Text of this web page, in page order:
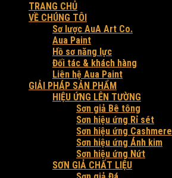
TRANG CHỦ
VỀ CHÚNG TÔI
Sơ lược AuA Art Co.
Aua Paint
Hồ sơ năng lực
Đối tác & khách hàng
Liên hệ Aua Paint
GIẢI PHÁP SẢN PHẨM
HIỆU ỨNG LÊN TƯỜNG
Sơn giả Bê tông
Sơn hiệu ứng Rỉ sét
Sơn hiệu ứng Cashmere
Sơn hiệu ứng Ánh kim
Sơn hiệu ứng Nứt
SƠN GIẢ CHẤT LIỆU